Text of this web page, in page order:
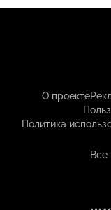
О проекте
Политика
Все